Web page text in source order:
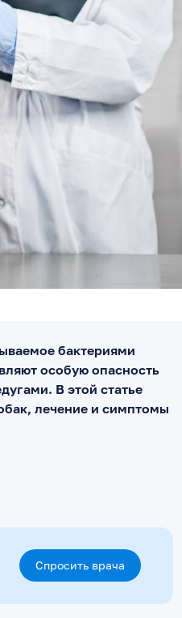
бактериями
особую опасность
В этой статье
лечение и симптомы
Спросить врача